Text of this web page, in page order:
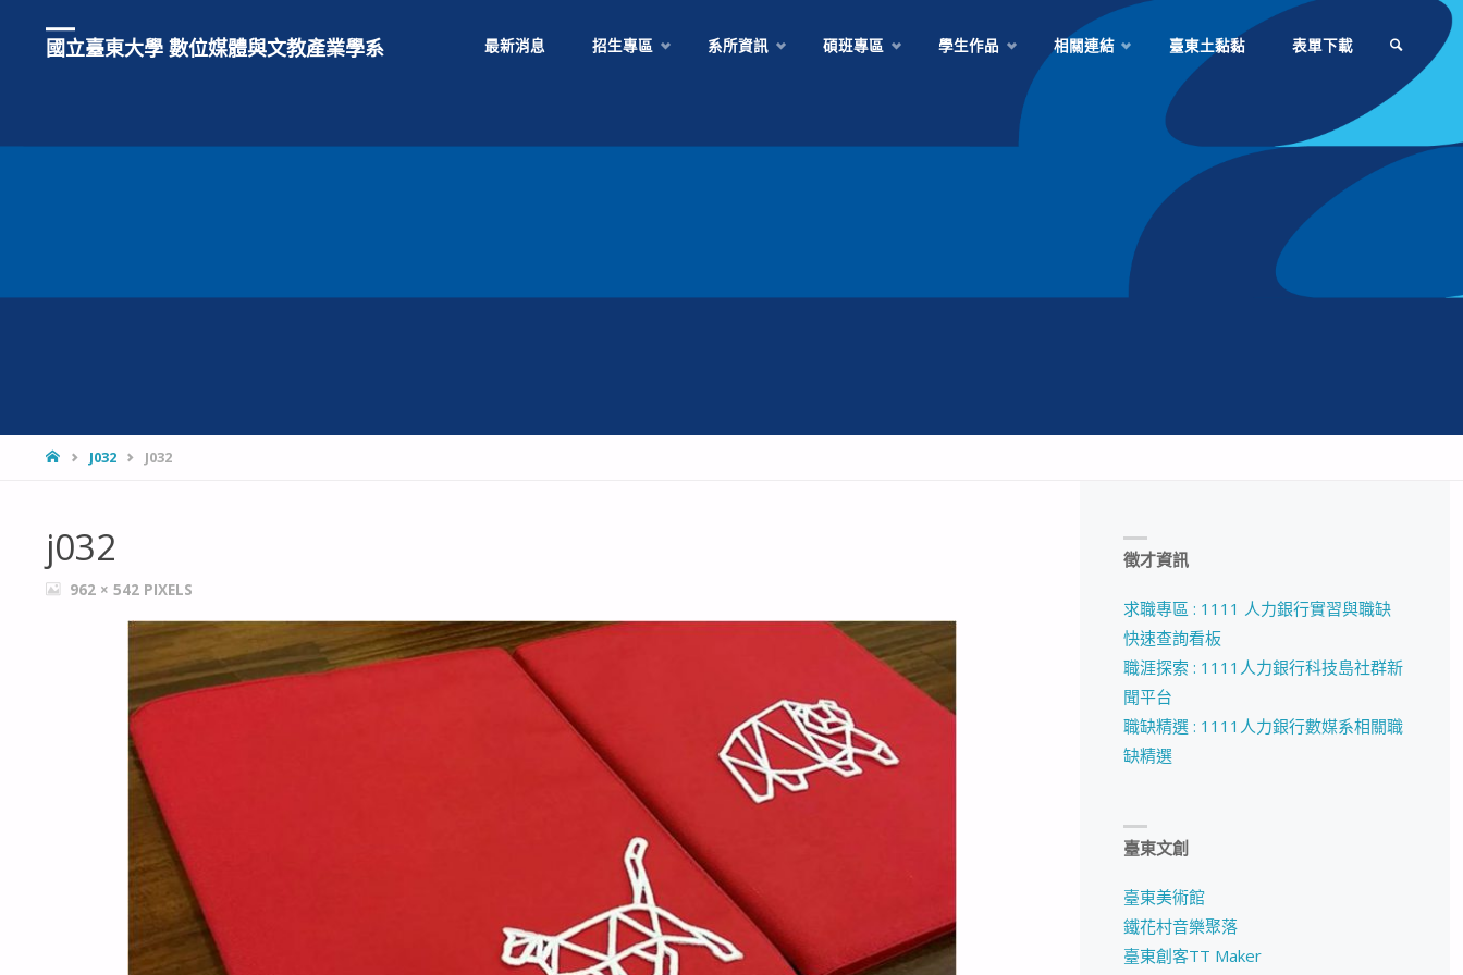
國立臺東大學 數位媒體與文教產業學系 最新消息 招生專區 系所資訊 碩班專區 學生作品 相關連結 臺東土黏黏 表單下載
HOMEJ032 J032
j032
FULL962 × 542 PIXELS
徵才資訊
求職專區 : 1111 人力銀行實習與職缺
快速查詢看板
職涯探索 : 1111人力銀行科技島社群新
聞平台
職缺精選 : 1111人力銀行數媒系相關職
缺精選
臺東文創
臺東美術館
鐵花村音樂聚落
臺東創客TT Maker